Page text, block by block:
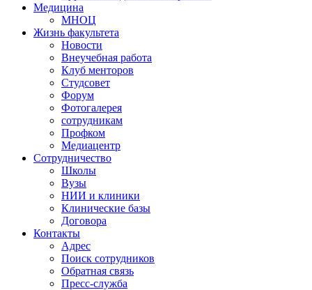
Медицина
МНОЦ
Жизнь факультета
Новости
Внеучебная работа
Клуб менторов
Студсовет
Форум
Фотогалерея
сотрудникам
Профком
Медиацентр
Сотрудничество
Школы
Вузы
НИИ и клиники
Клинические базы
Договора
Контакты
Адрес
Поиск сотрудников
Обратная связь
Пресс-служба